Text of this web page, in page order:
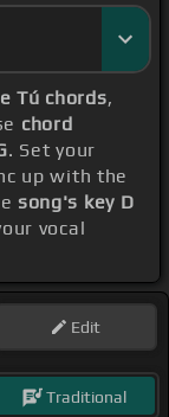
Tú chords,
chord
. Set your
up with the
song's key D
vocal
Edit
Traditional